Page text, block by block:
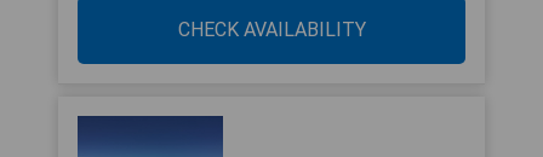
CHECK AVAILABILITY